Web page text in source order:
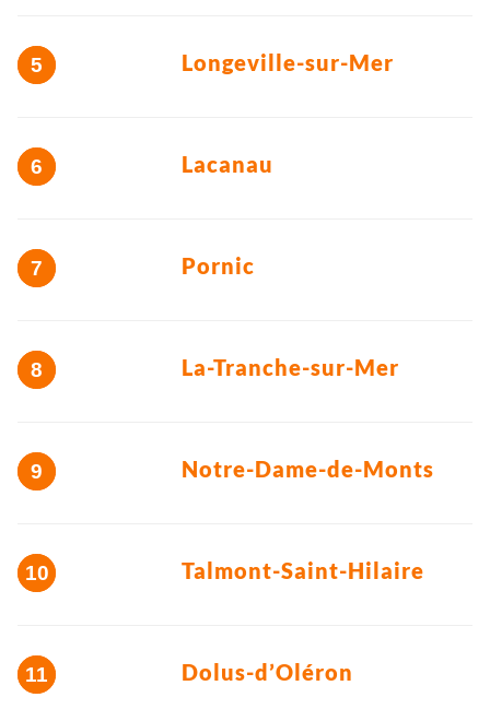
Longeville-sur-Mer
Lacanau
Pornic
La-Tranche-sur-Mer
Notre-Dame-de-Monts
Talmont-Saint-Hilaire
Dolus-d’Oléron